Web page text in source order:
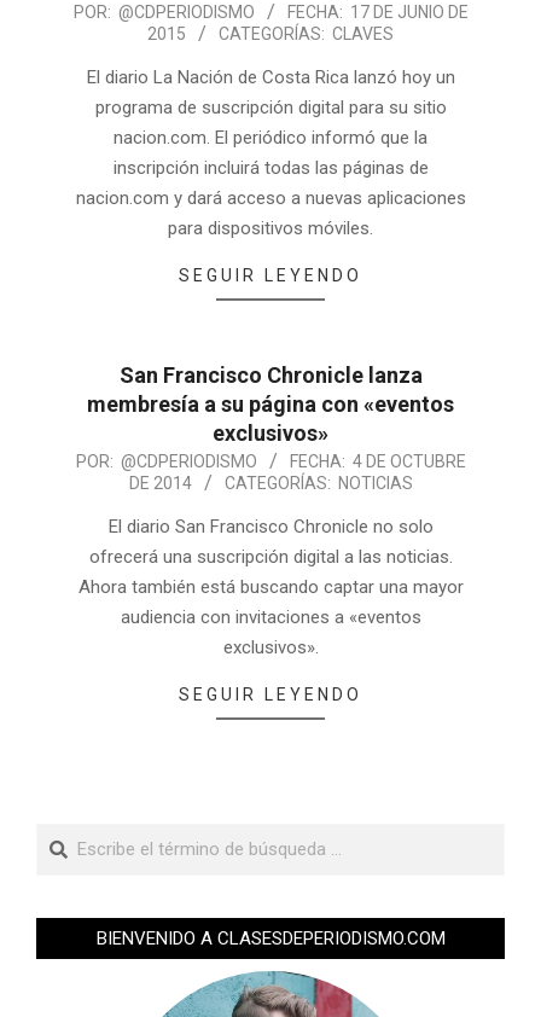
POR: @CDPERIODISMO FECHA: 17 DE JUNIO DE
2015
CATEGORÍAS: CLAVES
El diario La Nación de Costa Rica lanzó hoy un
programa de suscripción digital para su sitio
nacion.com. El periódico informó que la
inscripción incluirá todas las páginas de
nacion.com y dará acceso a nuevas aplicaciones
para dispositivos móviles.
SEGUIR LEYENDO
San Francisco Chronicle lanza
membresía a su página con «eventos
exclusivos»
POR: @CDPERIODISMO FECHA: 4 DE OCTUBRE
DE 2014
CATEGORÍAS: NOTICIAS
El diario San Francisco Chronicle no solo
ofrecerá una suscripción digital a las noticias.
Ahora también está buscando captar una mayor
audiencia con invitaciones a «eventos
exclusivos».
SEGUIR LEYENDO
BIENVENIDO A CLASESDEPERIODISMO.COM